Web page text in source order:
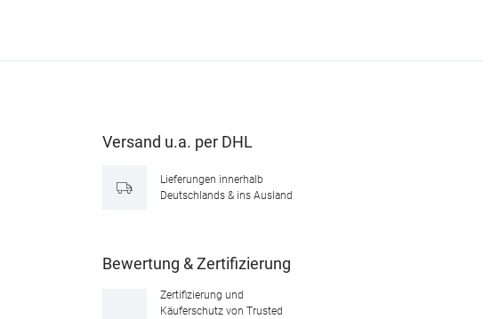
Versand u.a. per DHL
Lieferungen innerhalb
Deutschlands & ins Ausland
Bewertung & Zertifizierung
Zertifizierung und
Käuferschutz von Trusted